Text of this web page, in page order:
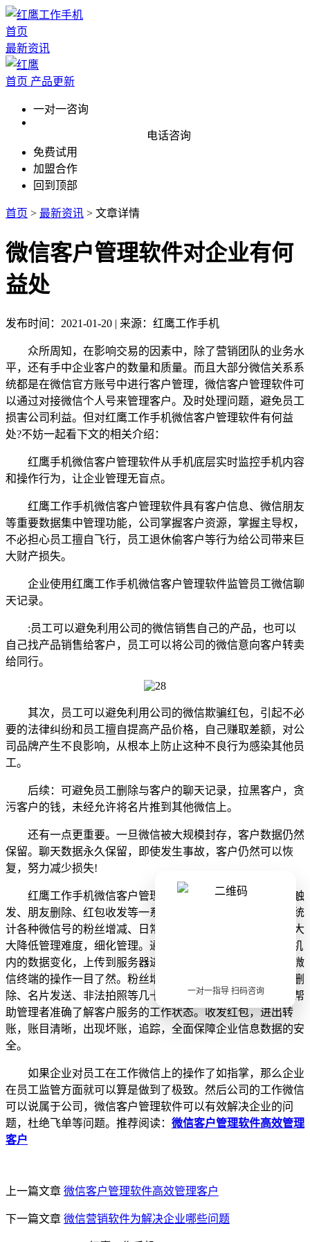
首页
最新资讯
首页 产品更新
一对一咨询
电话咨询
免费试用
加盟合作
回到顶部
一对一指导 扫码咨询
首页 > 最新资讯 > 文章详情
微信客户管理软件对企业有何
益处
发布时间：2021-01-20 | 来源：红鹰工作手机
众所周知，在影响交易的因素中，除了营销团队的业务水
平，还有手中企业客户的数量和质量。而且大部分微信关系系
统都是在微信官方账号中进行客户管理，微信客户管理软件可
以通过对接微信个人号来管理客户。及时处理问题，避免员工
损害公司利益。但对红鹰工作手机微信客户管理软件有何益
处?不妨一起看下文的相关介绍：
红鹰手机微信客户管理软件从手机底层实时监控手机内容
和操作行为，让企业管理无盲点。
红鹰工作手机微信客户管理软件具有客户信息、微信朋友
等重要数据集中管理功能，公司掌握客户资源，掌握主导权，
不必担心员工擅自飞行，员工退休偷客户等行为给公司带来巨
大财产损失。
企业使用红鹰工作手机微信客户管理软件监管员工微信聊
天记录。
:员工可以避免利用公司的微信销售自己的产品，也可以
自己找产品销售给客户，员工可以将公司的微信意向客户转卖
给同行。
其次，员工可以避免利用公司的微信欺骗红包，引起不必
要的法律纠纷和员工擅自提高产品价格，自己赚取差额，对公
司品牌产生不良影响，从根本上防止这种不良行为感染其他员
工。
后续：可避免员工删除与客户的聊天记录，拉黑客户，贪
污客户的钱，未经允许将名片推到其他微信上。
还有一点更重要。一旦微信被大规模封存，客户数据仍然
保留。聊天数据永久保留，即使发生事故，客户仍然可以恢
复，努力减少损失!
红鹰工作手机微信客户管理软件现在开放了敏感的语言触
发、朋友删除、红包收发等一系列行为监视。此外，还可以统
计各种微信号的粉丝增减、日常对话、朋友圈互动等数据，大
大降低管理难度，细化管理。通过手机终端APP实时收集手机
内的数据变化，上传到服务器进行分析统计，使所有员工在微
信终端的操作一目了然。粉丝增减统计、敏感词报警、朋友删
除、名片发送、非法拍照等几十种敏感操作行为分析统计，帮
助管理者准确了解客户服务的工作状态。收发红包，进出转
账，账目清晰，出现坏账，追踪，全面保障企业信息数据的安
全。
如果企业对员工在工作微信上的操作了如指掌，那么企业
在员工监管方面就可以算是做到了极致。然后公司的工作微信
可以说属于公司，微信客户管理软件可以有效解决企业的问
题，杜绝飞单等问题。推荐阅读： 微信客户管理软件高效管理
客户
上一篇文章 微信客户管理软件高效管理客户
下一篇文章 微信营销软件为解决企业哪些问题